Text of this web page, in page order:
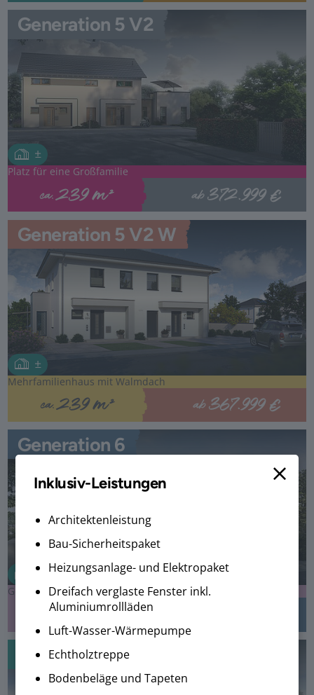
Generation 5 V2
Platz für eine Großfamilie
ca.239 m² ab372.999 €
Generation 5 V2 W
Mehrfamilienhaus mit Walmdach
ca.239 m² ab367.999 €
Generation 6
Generationenhaus im Bauhausstil
ca.240 m²
Generation 7
Inklusiv-Leistungen
Architektenleistung
Bau-Sicherheitspaket
Heizungsanlage- und Elektropaket
Dreifach verglaste Fenster inkl.
Aluminiumrollläden
Luft-Wasser-Wärmepumpe
Echtholztreppe
Bodenbeläge und Tapeten